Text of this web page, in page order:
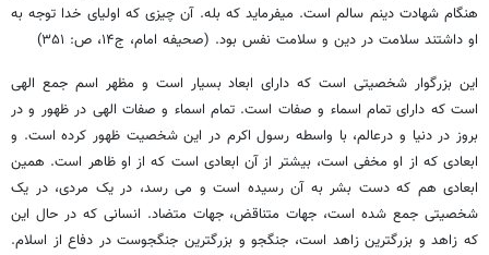
هنگام شهادت دینم سالم است. می‏فرماید که بله. آن چیزی که اولیای خدا توجه به
او داشتند سلامت در دین و سلامت نفس بود. (صحیفه امام، ج‏۱۴، ص: ۳۵۱)
این بزرگوار شخصیتی است که دارای ابعاد بسیار است و مظهر اسم جمع الهی
است که دارای تمام اسماء و صفات است. تمام اسماء و صفات الهی در ظهور و در
بروز در دنیا و درعالم، با واسطه رسول اکرم در این شخصیت ظهور کرده است. و
ابعادی که از او مخفی است، بیشتر از آن ابعادی است که از او ظاهر است. همین
ابعادی هم که دست بشر به آن رسیده است و می‏ رسد، در یک مردی، در یک
شخصیتی جمع شده است، جهات متناقض، جهات متضاد. انسانی که در حال این
که زاهد و بزرگترین زاهد است، جنگجو و بزرگترین جنگجوست در دفاع از اسلام.